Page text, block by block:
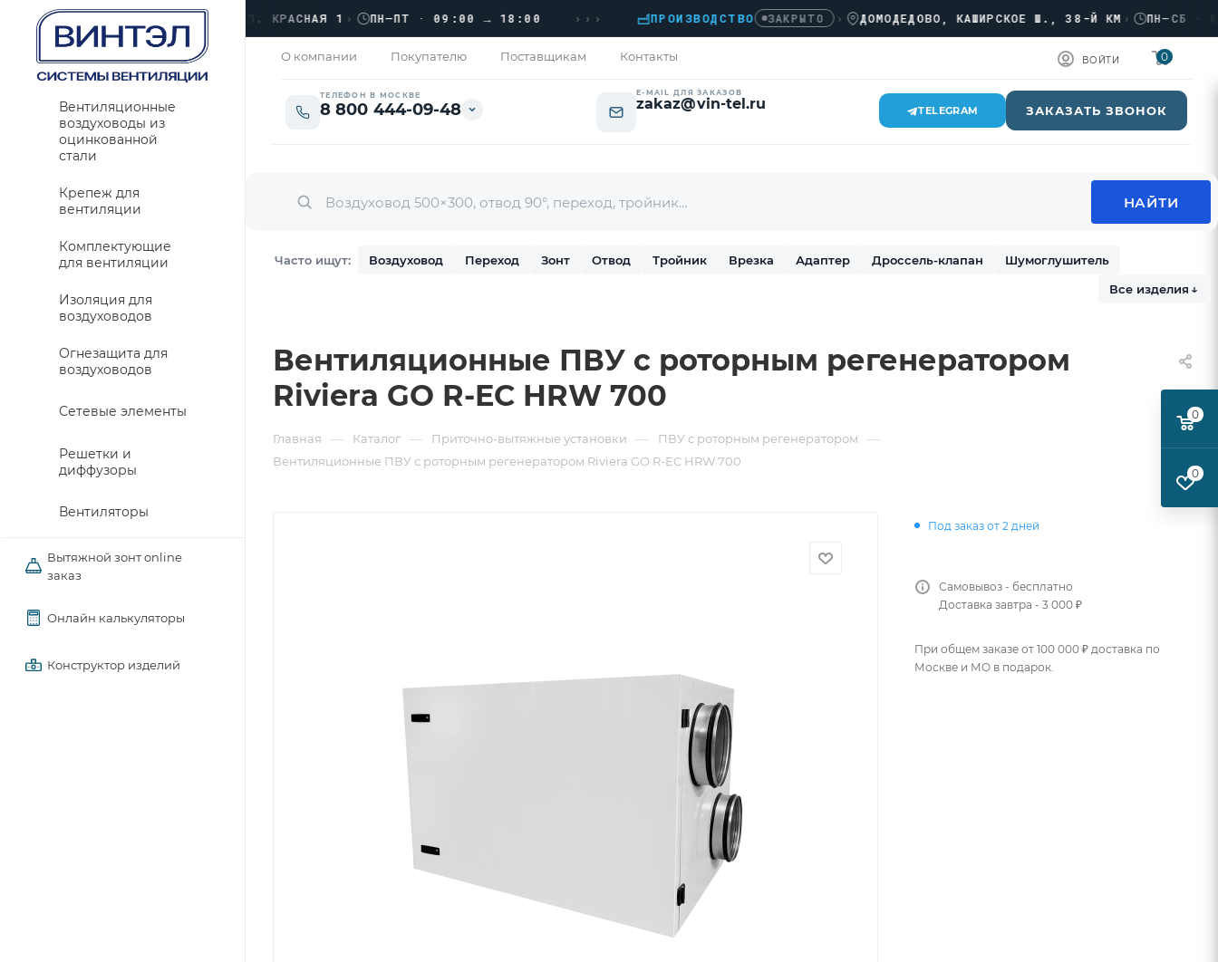
ЗАКРЫТО › ЛЮБЕРЦЫ, УЛ. КРАСНАЯ 1› ПН–ПТ · 09:00 → 18:00 ПРОИЗВОДСТВО ЗАКРЫТО › ДОМОДЕДОВО, КАШИРСКОЕ Ш., 38-Й КМ› ПН–СБ ·
О компании Покупателю Поставщикам Контакты ВОЙТИ 0
ТЕЛЕФОН В МОСКВЕ
8 800 444-09-48
E-MAIL ДЛЯ ЗАКАЗОВ
zakaz@vin-tel.ru TELEGRAM ЗАКАЗАТЬ ЗВОНОК
Часто ищут: Воздуховод Переход Зонт Отвод Тройник Врезка Адаптер Дроссель-клапан
Шумоглушитель
Все изделия ↓
Вентиляционные
воздуховоды из
оцинкованной
стали
Крепеж для
вентиляции
Комплектующие
для вентиляции
Изоляция для
воздуховодов
Огнезащита для
воздуховодов
Сетевые элементы
Решетки и
диффузоры
Вентиляторы
Вытяжной зонт online
заказ
Онлайн калькуляторы
Конструктор изделий
Вентиляционные ПВУ с роторным регенератором
Riviera GO R-EC HRW 700
Главная — Каталог — Приточно-вытяжные установки — ПВУ с роторным регенератором —
Вентиляционные ПВУ с роторным регенератором Riviera GO R-EC HRW 700
Под заказ от 2 дней
Самовывоз - бесплатно
Доставка завтра - 3 000 ₽
При общем заказе от 100 000 ₽ доставка по
Москве и МО в подарок.
0
0